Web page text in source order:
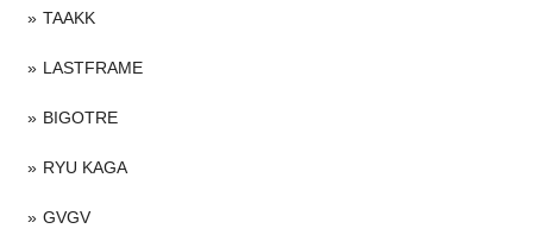
TAAKK
LASTFRAME
BIGOTRE
RYU KAGA
GVGV